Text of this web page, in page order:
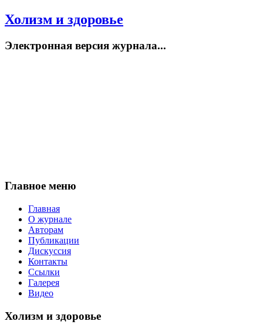
Холизм и здоровье
Электронная версия журнала...
Главное меню
Главная
О журнале
Авторам
Публикации
Дискуссия
Контакты
Ссылки
Галерея
Видео
Холизм и здоровье